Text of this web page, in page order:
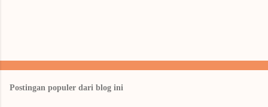
Postingan populer dari blog ini